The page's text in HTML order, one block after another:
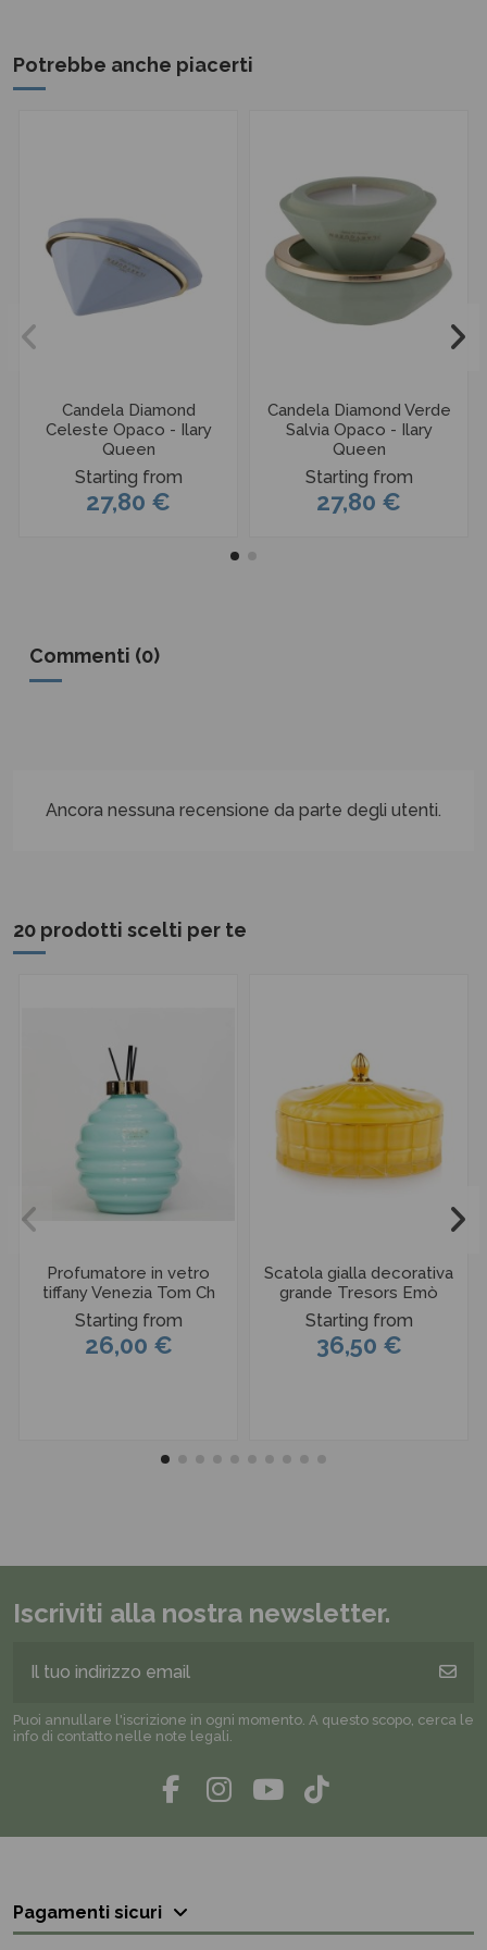
Potrebbe anche piacerti
Candela Diamond
Celeste Opaco - Ilary
Queen
Starting from
27,80 €
Candela Diamond Verde
Salvia Opaco - Ilary
Queen
Starting from
27,80 €
Commenti (0)
Ancora nessuna recensione da parte degli utenti.
20 prodotti scelti per te
Profumatore in vetro
tiffany Venezia Tom Ch
Starting from
26,00 €
Scatola gialla decorativa
grande Tresors Emò
Starting from
36,50 €
Iscriviti alla nostra newsletter.
Puoi annullare l'iscrizione in ogni momento. A questo scopo, cerca le
info di contatto nelle note legali.
Pagamenti sicuri